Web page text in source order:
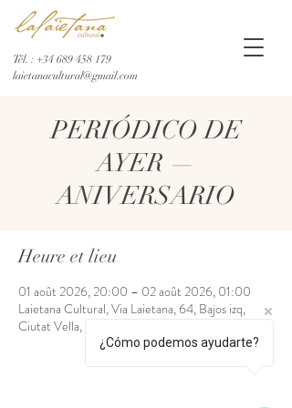
Tél. : +34 689 458 179
laietanacultural@gmail.com
PERIÓDICO DE
AYER —
ANIVERSARIO
Heure et lieu
01 août 2026, 20:00 – 02 août 2026, 01:00
Laietana Cultural, Via Laietana, 64, Bajos izq,
Ciutat Vella, 08003 Barcelona, España
¿Cómo podemos ayudarte?